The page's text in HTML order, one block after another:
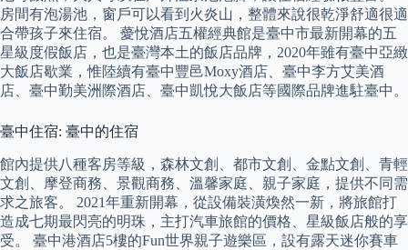
房間有泡湯池，窗戶可以看到火炎山，整體來說很乾淨舒適很適
合帶孩子來住宿。 薆悅酒店五權經典館是臺中市最新開幕的五
星級度假飯店，也是臺灣本土的飯店品牌，2020年雖有臺中亞緻
大飯店歇業，惟陸續有臺中豐邑Moxy酒店、臺中李方艾美酒
店、臺中勤美洲際酒店、臺中凱悅大飯店等國際品牌進駐臺中。
臺中住宿: 臺中的住宿
館內提供八種客房等級，森林文創、都市文創、金點文創、青輕
文創、摩登商務、景觀商務、溫馨家庭、親子家庭，提供不同需
求之旅客。 2021年重新開幕，從設備裝潢煥然一新，將旅館打
造成七期最閃亮的明珠，主打汽車旅館的價格、星級飯店般的享
受。 臺中港酒店5樓的Fun世界親子遊樂區，設有露天迷你賽車